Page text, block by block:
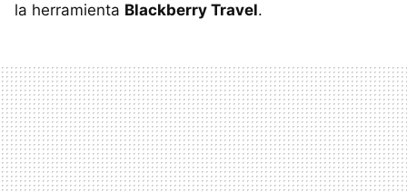
la herramienta Blackberry Travel.